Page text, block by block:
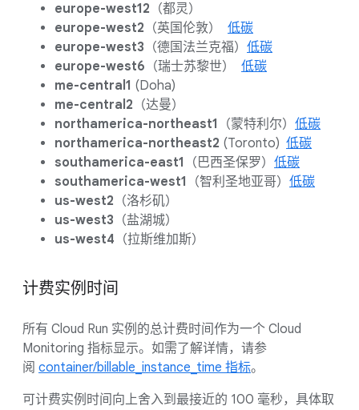
europe-west12 （都灵）
europe-west2 （英国伦敦） 低碳
europe-west3 （德国法兰克福） 低碳
europe-west6 （瑞士苏黎世） 低碳
me-central1 (Doha)
me-central2 （达曼）
northamerica-northeast1 （蒙特利尔） 低碳
northamerica-northeast2 (Toronto) 低碳
southamerica-east1 （巴西圣保罗） 低碳
southamerica-west1 （智利圣地亚哥） 低碳
us-west2 （洛杉矶）
us-west3 （盐湖城）
us-west4 （拉斯维加斯）
计费实例时间
所有 Cloud Run 实例的总计费时间作为一个 Cloud
Monitoring 指标显示。如需了解详情，请参
阅 container/billable_instance_time 指标。
可计费实例时间向上舍入到最接近的 100 毫秒，具体取